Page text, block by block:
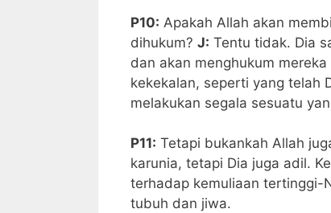
P10: Apakah Allah akan
dihukum? J: Tentu tidak. Dia
dan akan menghukum
kekekalan, seperti yang telah
melakukan segala sesuatu
P11: Tetapi bukankah Allah
karunia, tetapi Dia juga adil.
terhadap kemuliaan tertinggi-
tubuh dan jiwa.